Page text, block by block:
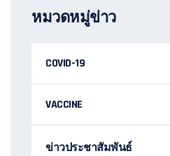
หมวดหมู่ข่าว
COVID-19
VACCINE
ข่าวประชาสัมพันธ์